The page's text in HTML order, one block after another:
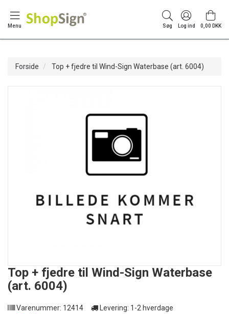
Menu Søg Log ind 0,00 DKK
Forside Top + fjedre til Wind-Sign Waterbase (art. 6004)
Top + fjedre til Wind-Sign Waterbase
(art. 6004)
Varenummer: 12414 Levering: 1-2 hverdage